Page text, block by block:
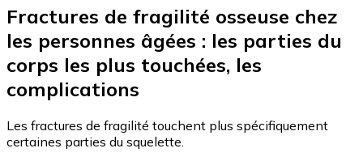
Fractures de fragilité osseuse chez
les personnes âgées : les parties du
corps les plus touchées, les
complications
Les fractures de fragilité touchent plus spécifiquement
certaines parties du squelette.